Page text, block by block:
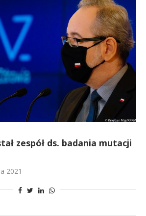
zespół ds. badania mutacji
2021